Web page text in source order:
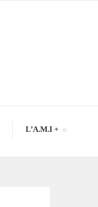
L’A.M.I +